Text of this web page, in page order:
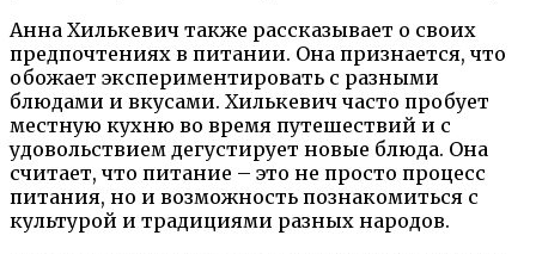
Анна Хилькевич также рассказывает о своих
предпочтениях в питании. Она признается, что
обожает экспериментировать с разными
блюдами и вкусами. Хилькевич часто пробует
местную кухню во время путешествий и с
удовольствием дегустирует новые блюда. Она
считает, что питание – это не просто процесс
питания, но и возможность познакомиться с
культурой и традициями разных народов.